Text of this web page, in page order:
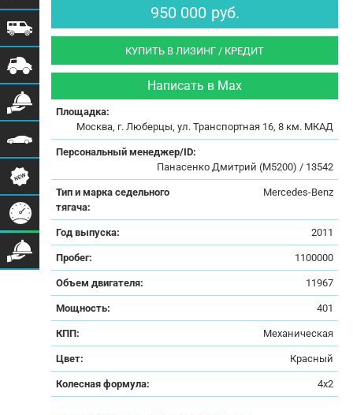
950 000 руб.
КУПИТЬ В ЛИЗИНГ / КРЕДИТ
Написать в Max
Площадка:
Москва, г. Люберцы, ул. Транспортная 16, 8 км. МКАД
Персональный менеджер/ID:
Панасенко Дмитрий (М5200) / 13542
Тип и марка седельного
тягача:
Mercedes-Benz
Год выпуска: 2011
Пробег: 1100000
Объем двигателя: 11967
Мощность: 401
КПП: Механическая
Цвет: Красный
Колесная формула: 4x2